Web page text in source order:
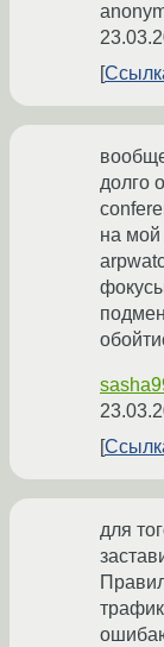
долго
на
для